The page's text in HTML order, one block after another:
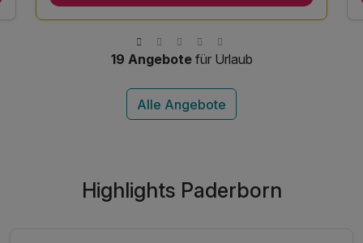
Morgen"
1 x Rückenmassage 30 Minuten pro Person
unlimited Minigolf auf unserer hauseigenen
19 Angebotefür Urlaub
Highlights Paderborn